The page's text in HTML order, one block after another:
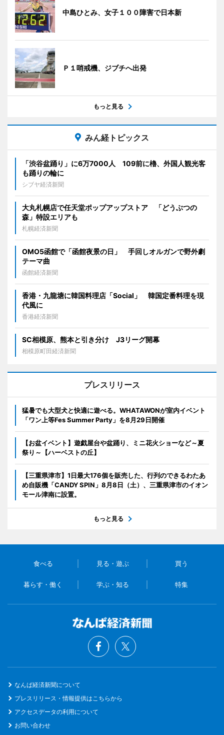
中島ひとみ、女子１００障害で日本新
Ｐ１哨戒機、ジブチへ出発
もっと見る
みん経トピックス
「渋谷盆踊り」に6万7000人 109前に櫓、外国人観光客
も踊りの輪に
シブヤ経済新聞
大丸札幌店で任天堂ポップアップストア 「どうぶつの
森」特設エリアも
札幌経済新聞
OMO5函館で「函館夜景の日」 手回しオルガンで野外劇
テーマ曲
函館経済新聞
香港・九龍塘に韓国料理店「Social」 韓国定番料理を現
代風に
香港経済新聞
SC相模原、熊本と引き分け J3リーグ開幕
相模原町田経済新聞
プレスリリース
猛暑でも大型犬と快適に遊べる。WHATAWONが室内イベント
「ワン上等Fes Summer Party」を8月29日開催
【お盆イベント】遊戯屋台や盆踊り、ミニ花火ショーなど～夏
祭り～【ハーベストの丘】
【三重県津市】1日最大176個を販売した、行列のできるわたあ
め自販機「CANDY SPIN」8月8日（土）、三重県津市のイオン
モール津南に設置。
もっと見る
食べる 見る・遊ぶ 買う
暮らす・働く 学ぶ・知る 特集
なんば経済新聞について
プレスリリース・情報提供はこちらから
アクセスデータの利用について
お問い合わせ